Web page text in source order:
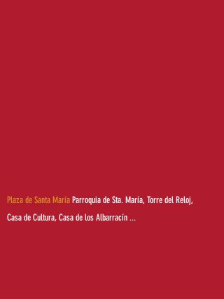
Plaza de Santa María Parroquia de Sta. María, Torre del Reloj,
Casa de Cultura, Casa de los Albarracín ...